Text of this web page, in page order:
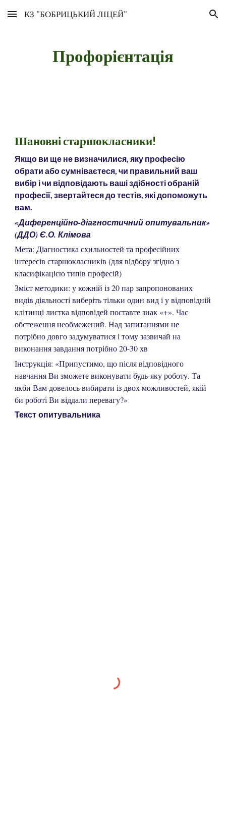
Skip to main content Skip to navigation
КЗ "БОБРИЦЬКИЙ ЛІЦЕЙ"
Профорієнтація
Шановні старшокласники!
Якщо ви ще не визначилися, яку професію
обрати або сумніваєтеся, чи правильний ваш
вибір і чи відповідають ваші здібності обраній
професії, звертайтеся до тестів, які допоможуть
вам.
«Диференційно-діагностичний опитувальник»
(ДДО) Є.О. Клімова
Мета: Діагностика схильностей та професійних
інтересів старшокласників (для відбору згідно з
класифікацією типів професій)
Зміст методики: у кожній із 20 пар запропонованих
видів діяльності виберіть тільки один вид і у відповідній
клітинці листка відповідей поставте знак «+». Час
обстеження необмежений. Над запитаннями не
потрібно довго задумуватися і тому зазвичай на
виконання завдання потрібно 20-30 хв
Інструкція: «Припустимо, що після відповідного
навчання Ви зможете виконувати будь-яку роботу. Та
якби Вам довелось вибирати із двох можливостей, якій
би роботі Ви віддали перевагу?»
Текст опитувальника